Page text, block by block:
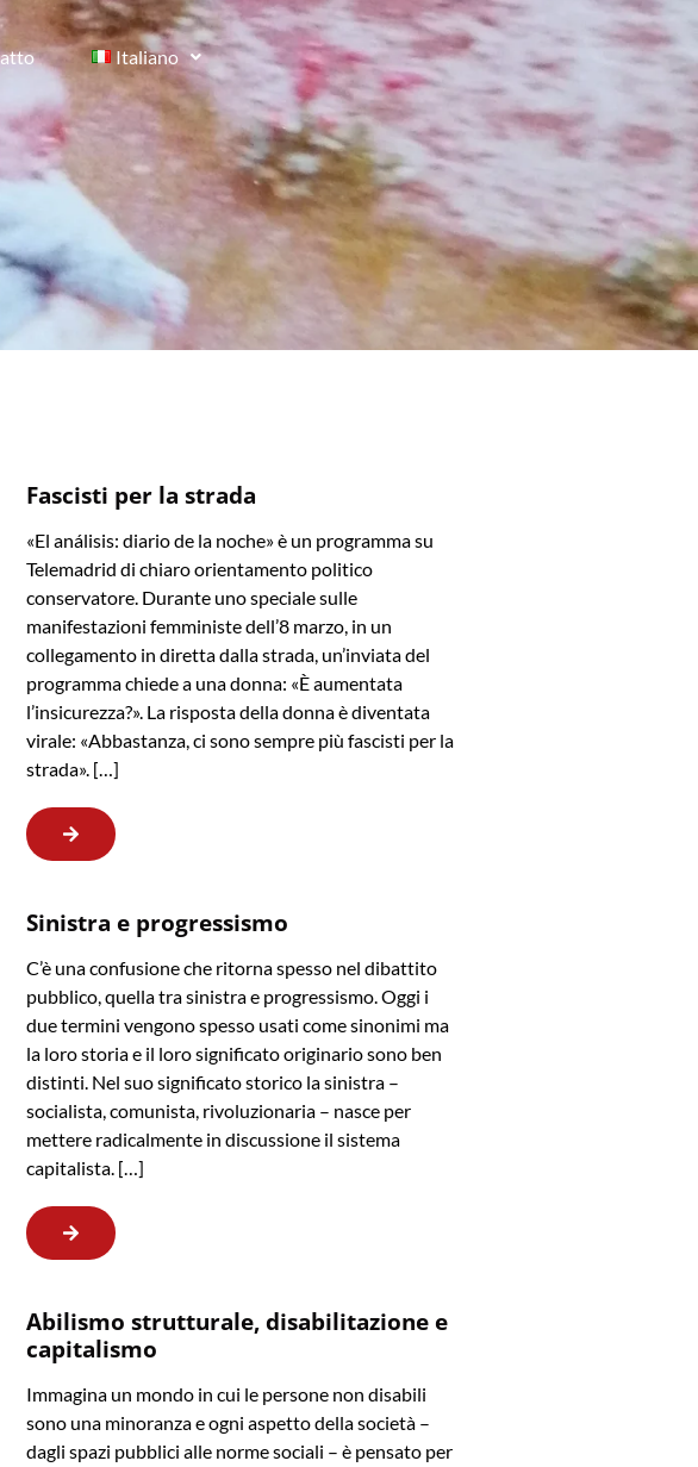
Italiano
Fascisti per la strada
«El análisis: diario de la noche» è un programma su
Telemadrid di chiaro orientamento politico
conservatore. Durante uno speciale sulle
manifestazioni femministe dell’8 marzo, in un
collegamento in diretta dalla strada, un’inviata del
programma chiede a una donna: «È aumentata
l’insicurezza?». La risposta della donna è diventata
virale: «Abbastanza, ci sono sempre più fascisti per la
strada». […]
Sinistra e progressismo
C’è una confusione che ritorna spesso nel dibattito
pubblico, quella tra sinistra e progressismo. Oggi i
due termini vengono spesso usati come sinonimi ma
la loro storia e il loro significato originario sono ben
distinti. Nel suo significato storico la sinistra –
socialista, comunista, rivoluzionaria – nasce per
mettere radicalmente in discussione il sistema
capitalista. […]
Abilismo strutturale, disabilitazione e
capitalismo
Immagina un mondo in cui le persone non disabili
sono una minoranza e ogni aspetto della società –
dagli spazi pubblici alle norme sociali – è pensato per